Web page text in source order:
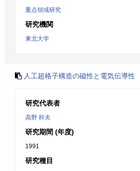
重点領域研究
研究機関
東北大学
人工超格子構造の磁性と電気伝導性
研究代表者
高野 幹夫
研究期間 (年度)
1991
研究種目